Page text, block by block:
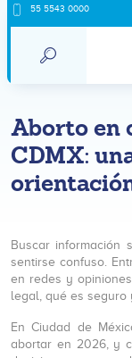
55 5543 0000
Aborto en
CDMX:
Buscar información
sentirse confuso.
en redes y
legal, qué es seguro
En Ciudad de
abortar en 2026, y